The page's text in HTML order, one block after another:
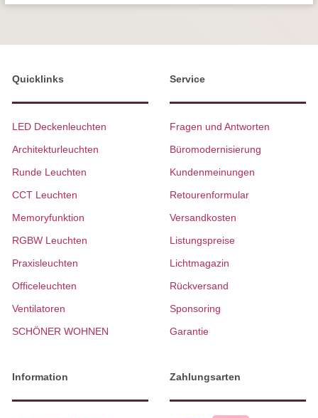
Quicklinks
LED Deckenleuchten
Architekturleuchten
Runde Leuchten
CCT Leuchten
Memoryfunktion
RGBW Leuchten
Praxisleuchten
Officeleuchten
Ventilatoren
SCHÖNER WOHNEN
Service
Fragen und Antworten
Büromodernisierung
Kundenmeinungen
Retourenformular
Versandkosten
Listungspreise
Lichtmagazin
Rückversand
Sponsoring
Garantie
Information Zahlungsarten